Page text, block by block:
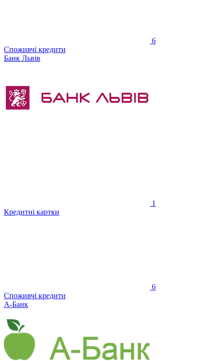
6
Споживчі кредити
Банк Львів
1
Кредитні картки
6
Споживчі кредити
А-Банк